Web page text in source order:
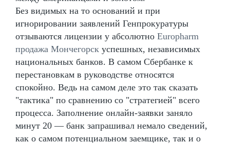
Без видимых на то оснований и при
игнорировании заявлений Генпрокуратуры
отзываются лицензии у абсолютно Europharm
продажа Мончегорск успешных, независимых
национальных банков. В самом Сбербанке к
перестановкам в руководстве относятся
спокойно. Ведь на самом деле это так сказать
"тактика" по сравнению со "стратегией" всего
процесса. Заполнение онлайн-заявки заняло
минут 20 — банк запрашивал немало сведений,
как о самом потенциальном заемщике, так и о